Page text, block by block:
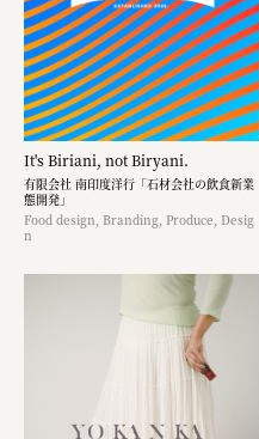
It's Biriani, not Biryani.
有限会社 南印度洋行「石材会社の飲食新業
態開発」
Food design, Branding, Produce, Desig
n